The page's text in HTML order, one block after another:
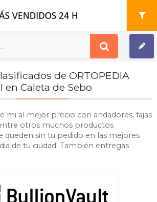
de ORTOPEDIA
en Caleta de Sebo
mi al mejor precio con andadores, fajas
otros muchos productos
queden sin tu pedido en las mejores
de tu ciudad. También entregas